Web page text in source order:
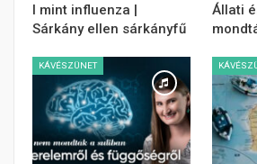
I mint influenza |
Sárkány ellen sárkányfű
Állati
KÁVÉSZÜNET